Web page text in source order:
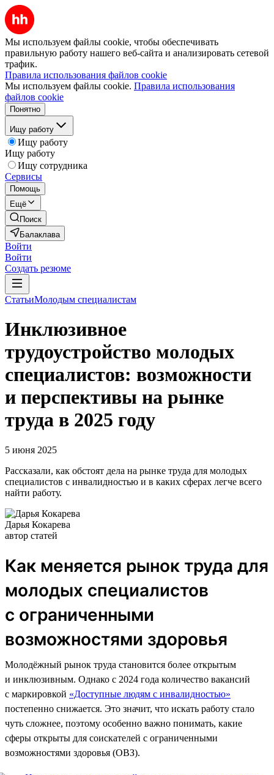
Мы используем файлы cookie, чтобы обеспечивать
правильную работу нашего веб-сайта и анализировать сетевой
трафик.
Правила использования файлов cookie
Мы используем файлы cookie. Правила использования
файлов cookie
Понятно
Ищу работу
Ищу работу
Ищу работу
Ищу сотрудника
Сервисы
Помощь
Ещё
Поиск
Балаклава
Войти
Войти
Создать резюме
СтатьиМолодым специалистам
Инклюзивное
трудоустройство молодых
специалистов: возможности
и перспективы на рынке
труда в 2025 году
5 июня 2025
Рассказали, как обстоят дела на рынке труда для молодых
специалистов с инвалидностью и в каких сферах легче всего
найти работу.
Дарья Кокарева
автор статей
Как меняется рынок труда для
молодых специалистов
с ограниченными
возможностями здоровья
Молодёжный рынок труда становится более открытым
и инклюзивным. Однако с 2024 года количество вакансий
с маркировкой «Доступные людям с инвалидностью»
постепенно снижается. Это значит, что искать работу стало
чуть сложнее, поэтому особенно важно понимать, какие
сферы открыты для соискателей с ограниченными
возможностями здоровья (ОВЗ).